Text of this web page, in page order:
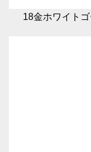
18金ホワイト